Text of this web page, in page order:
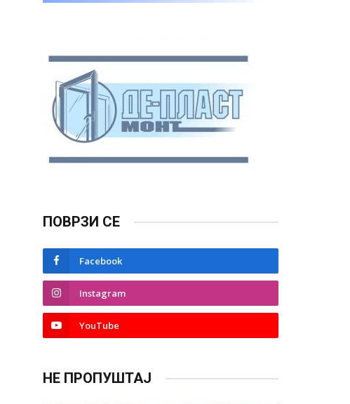
ПОВРЗИ СЕ
Facebook
Instagram
YouTube
НЕ ПРОПУШТАЈ